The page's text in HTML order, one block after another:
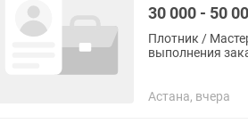
30 000 - 50
Плотник /
выполнения
Астана, вчера